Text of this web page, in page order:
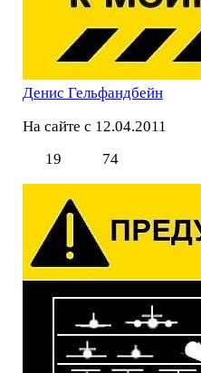
Денис Гельфандбейн
На сайте с 12.04.2011
19
74